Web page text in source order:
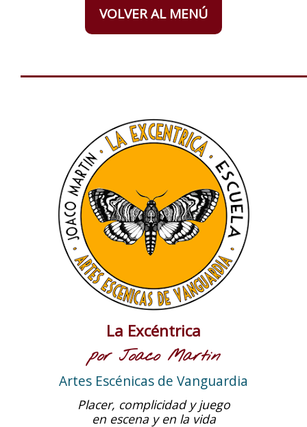
VOLVER AL MENÚ
La Excéntrica
por Joaco Martin
Artes Escénicas de Vanguardia
Placer, complicidad y juego
en escena y en la vida